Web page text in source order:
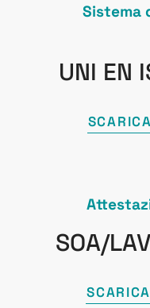
Sistema
UNI EN
SOA/